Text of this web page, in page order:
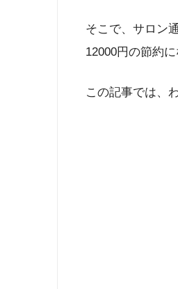
そこで、サロン
12000円の節約に
この記事では、